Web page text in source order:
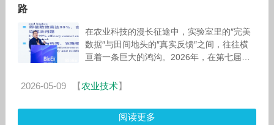
路
在农业科技的漫长征途中，实验室里的″完美
数据″与田间地头的″真实反馈″之间，往往横
亘着一条巨大的鸿沟。2026年，在第七届生
（BioEx 2026）上，慕
2026-05-09 【农业技术】
阅读更多